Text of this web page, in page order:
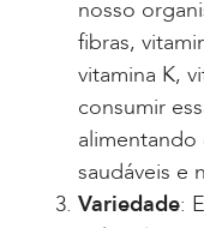
nosso
fibras,
vitamina K,
consumir
saudáveis e
Variedade: